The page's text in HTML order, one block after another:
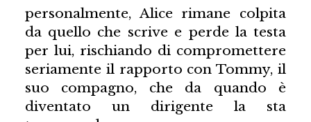
personalmente, Alice rimane colpita
da quello che scrive e perde la testa
per lui, rischiando di compromettere
seriamente il rapporto con Tommy, il
suo compagno, che da quando è
diventato un dirigente la sta